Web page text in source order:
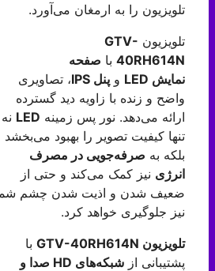
تلویزیون را به ارمغان می‌آورد.
تلویزیونGTV-
40RH614Nباصفحه
نمایش
وپنل
، تصاویری
واضح و زنده با زاویه دید گسترده
ارائه می‌دهد. نور پس زمینهLEDنه
تنها کیفیت تصویر را بهبود می‌بخشد
بلکه بهصرفه‌جویی در مصرف
انرژینیز کمک می‌کند و حتی از
ضعیف شدن و اذیت شدن چشم شما
نیز جلوگیری خواهد کرد.
تلویزیونGTV-40RH614Nبا
پشتیبانی از شبکه‌هایHD
صدا و